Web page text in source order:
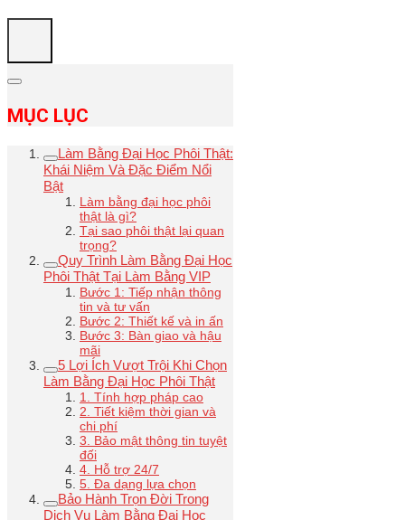
MỤC LỤC
Làm Bằng Đại Học Phôi Thật:
Khái Niệm Và Đặc Điểm Nổi
Bật
Làm bằng đại học phôi
thật là gì?
Tại sao phôi thật lại quan
trọng?
Quy Trình Làm Bằng Đại Học
Phôi Thật Tại Làm Bằng VIP
Bước 1: Tiếp nhận thông
tin và tư vấn
Bước 2: Thiết kế và in ấn
Bước 3: Bàn giao và hậu
mãi
5 Lợi Ích Vượt Trội Khi Chọn
Làm Bằng Đại Học Phôi Thật
1. Tính hợp pháp cao
2. Tiết kiệm thời gian và
chi phí
3. Bảo mật thông tin tuyệt
đối
4. Hỗ trợ 24/7
5. Đa dạng lựa chọn
Bảo Hành Trọn Đời Trong
Dịch Vụ Làm Bằng Đại Học